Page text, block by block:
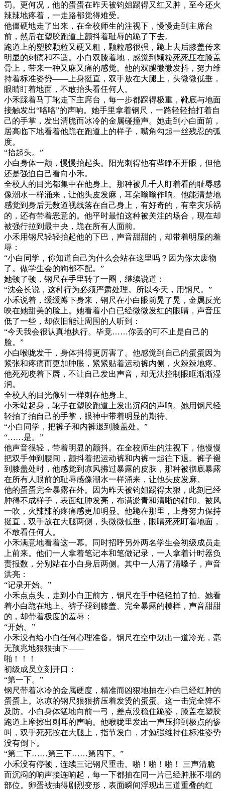
罚。更何况，他的蛋蛋在昨天被钧姐踢得又红又肿，至今还火
辣辣地疼着，一走路都觉得难受。
他僵硬地走了出来，在全校师生的注视下，慢慢走到主席台
前，然后在塑胶跑道上颤抖着耻辱的跪了下去。
跑道上的塑胶颗粒又硬又粗，颗粒感很强，跪上去后膝盖传来
明显的刺痛和不适。小白双膝着地，感觉到颗粒死死压在膝盖
骨上，带来一种又麻又痛的感觉。他的双腿微微发抖，努力维
持着标准姿势——上身挺直，双手放在大腿上，头微微低垂，
眼睛盯着地面，不敢抬头看任何人。
小禾踩着马丁靴走下主席台，每一步都踩得极重，靴底与地面
接触发出“咯咯”的声响。她手里拿着钢尺，一路轻轻拍打着自
己的手掌，发出清脆而冰冷的金属碰撞声。她走到小白面前，
居高临下地看着他跪在跑道上的样子，嘴角勾起一丝残忍的弧
度。
“抬起头。”
小白身体一颤，慢慢抬起头。阳光刺得他有些睁不开眼，但他
还是强迫自己看向小禾。
全校人的目光都集中在他身上。那种被几千人盯着看的耻辱感
像潮水一样涌来，让他头皮发麻，耳朵嗡嗡作响。他能清楚地
感觉到身后无数道视线落在自己身上，有好奇的，有幸灾乐祸
的，还有带着恶意的。他平时最怕这种被关注的场合，现在却
被强行拉到最中央，跪在所有人面前。
小禾用钢尺轻轻抬起他的下巴，声音甜甜的，却带着明显的羞
辱：
“小白同学，你知道自己为什么会站在这里吗？因为你太废物
了。做学生会的狗都不配。”
她顿了顿，钢尺在手里转了一圈，继续说道：
“沈会长说，这种行为必须严肃处理。所以今天，用钢尺。”
小禾说着，缓缓蹲下身来，钢尺在小白眼前晃了晃，金属反光
映在她甜美的脸上。她看着小白已经微微发红的眼睛，声音压
低了一些，却依旧能让周围的人听到：
“今天我会很认真地执行。毕竟……你丢的可不止是自己的
脸。”
小白喉咙发干，身体抖得更厉害了。他感觉到自己的蛋蛋因为
紧张和疼痛而更加肿胀，紧紧贴着运动裤内侧，火辣辣地疼。
他死死咬着下唇，不让自己发出声音，却无法控制眼眶渐渐湿
润。
全校人的目光像针一样刺在他身上。
小禾站起身，靴子在塑胶跑道上发出沉闷的声响。她用钢尺轻
轻拍了拍自己的手掌，眼神中带着明显的期待。
“小白同学，把裤子和内裤退到膝盖处。”
“……是。”
他声音很轻，带着明显的颤抖。在全校师生的注视下，他慢慢
把双手伸到腰间，颤抖着把运动裤和内裤一起往下退。裤子褪
到膝盖处时，他感觉到凉风拂过暴露的皮肤，那种被彻底暴露
在所有人眼前的耻辱感像潮水一样涌来，让他头皮发麻。
他的蛋蛋完全暴露在外。因为昨天被钧姐踢得太狠，此刻已经
肿得不成样子，表面红肿发亮，布满淤青和清晰的鞋印。被风
一吹，火辣辣的疼痛感更加明显。他跪在那里，上身努力保持
挺直，双手放在大腿两侧，头微微低垂，眼睛死死盯着地面，
不敢看任何人。
小禾满意地看着这一幕。同时招呼另外两名学生会初级成员走
上前来。他们一人拿着笔记本和笔做记录，一人拿着计时器负
责报数，分别站在小白身后两侧。其中一人清了清嗓子，声音
洪亮：
“记录开始。”
小禾点点头，走到小白正前方，钢尺在手中轻轻拍了拍。她看
着小白跪在地上、裤子褪到膝盖、完全暴露的模样，声音甜甜
的，却带着极度的羞辱：
“开始。”
小禾没有给小白任何心理准备。钢尺在空中划出一道冷光，毫
无预兆地狠狠抽下——
啪！！！
初级成员立刻开口：
“第一下。”
钢尺带着冰冷的金属硬度，精准而凶狠地抽在小白已经红肿的
蛋蛋上。冰凉的钢尺狠狠挤压着发烫的蛋蛋。这一击完全猝不
及防。小白身体猛地向前一弓，差点没稳住跪姿，膝盖在塑胶
跑道上摩擦出刺耳的声响。他喉咙里发出一声压抑到极点的惨
叫，双手死死按在大腿上，指节发白，才勉强维持住标准姿势
没有倒下。
“第二下……第三下……第四下。”
小禾没有停顿，连续三记钢尺重击。啪！啪！啪！ 三声清脆
而沉闷的响声接连响起，每一下都抽在同一片已经肿胀不堪的
部位。卵蛋被抽得剧烈变形，表面瞬间浮现出三道重叠的红